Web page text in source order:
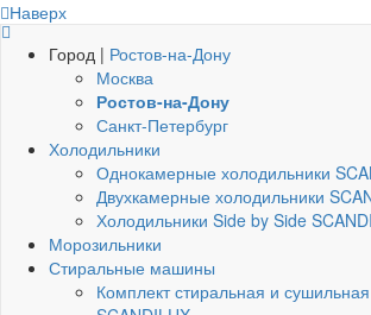
Наверх
Город | Ростов-на-Дону
Москва
Ростов-на-Дону
Санкт-Петербург
Холодильники
Однокамерные холодильники
Двухкамерные холодильники
Холодильники Side by Side
Морозильники
Стиральные машины
Комплект стиральная и